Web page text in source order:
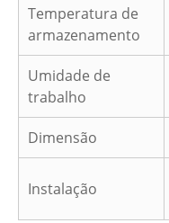
Temperatura de
armazenamento
Umidade de
trabalho
Dimensão
Instalação